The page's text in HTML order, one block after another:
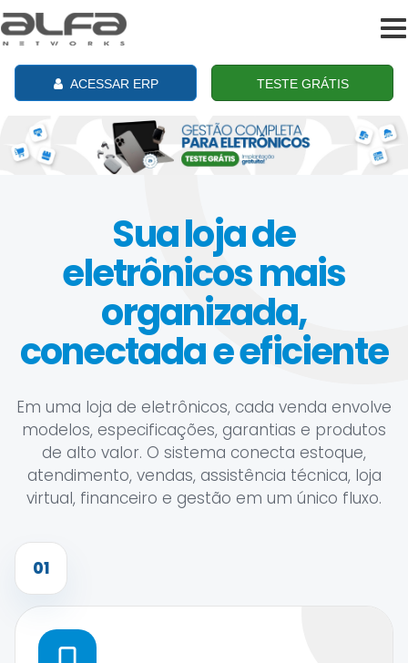
ACESSAR ERP TESTE GRÁTIS
Sua loja de
eletrônicos mais
organizada,
conectada e eficiente
Em uma loja de eletrônicos, cada venda envolve
modelos, especificações, garantias e produtos
de alto valor. O sistema conecta estoque,
atendimento, vendas, assistência técnica, loja
virtual, financeiro e gestão em um único fluxo.
01